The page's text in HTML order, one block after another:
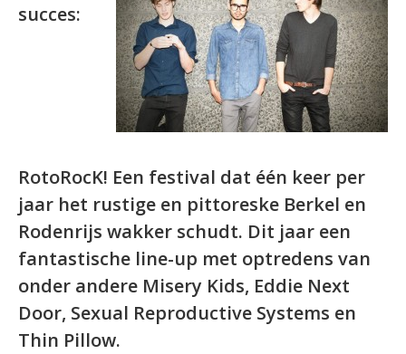
succes:
RotoRocK! Een festival dat één keer per
jaar het rustige en pittoreske Berkel en
Rodenrijs wakker schudt. Dit jaar een
fantastische line-up met optredens van
onder andere Misery Kids, Eddie Next
Door, Sexual Reproductive Systems en
Thin Pillow.